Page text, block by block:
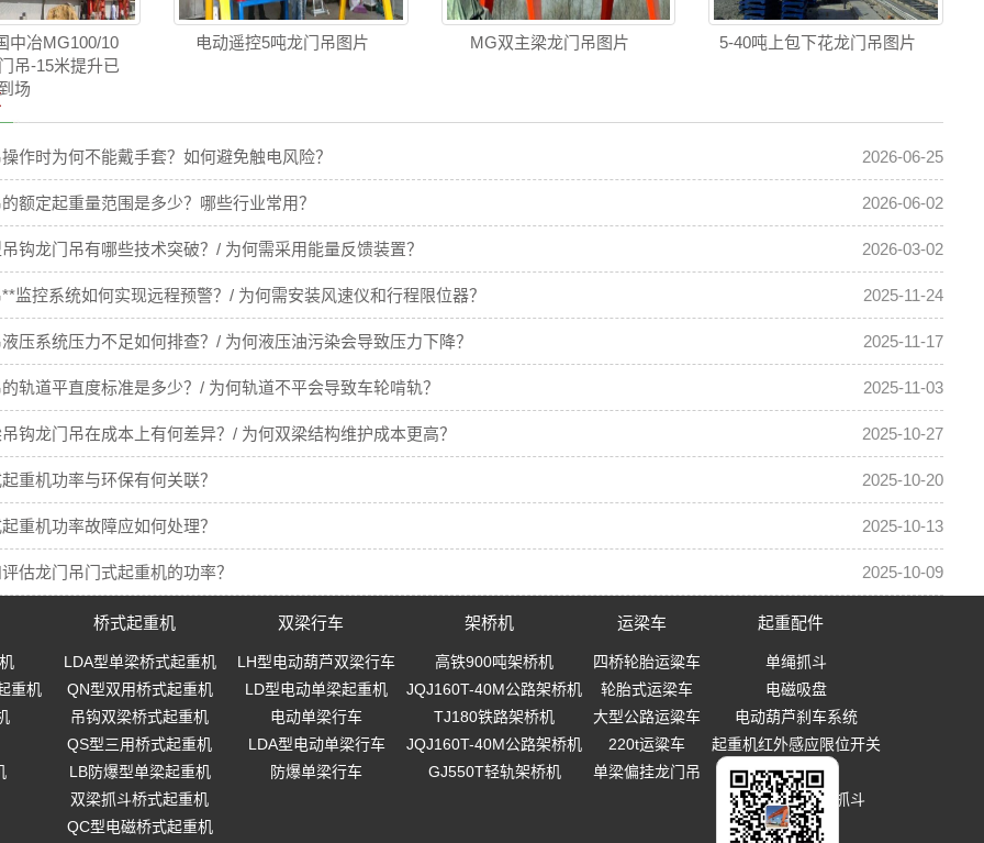
中冶MG100/10
吊-15米提升已
场
电动遥控5吨龙门吊图片 MG双主梁龙门吊图片 5-40吨上包下花龙门吊图片
作时为何不能戴手套？如何避免触电风险？ 2026-06-25
额定起重量范围是多少？哪些行业常用？ 2026-06-02
钩龙门吊有哪些技术突破？/ 为何需采用能量反馈装置？ 2026-03-02
监控系统如何实现远程预警？/ 为何需安装风速仪和行程限位器？ 2025-11-24
压系统压力不足如何排查？/ 为何液压油污染会导致压力下降？ 2025-11-17
轨道平直度标准是多少？/ 为何轨道不平会导致车轮啃轨？ 2025-11-03
钩龙门吊在成本上有何差异？/ 为何双梁结构维护成本更高？ 2025-10-27
重机功率与环保有何关联？ 2025-10-20
重机功率故障应如何处理？ 2025-10-13
估龙门吊门式起重机的功率？ 2025-10-09
重机
桥式起重机
LDA型单梁桥式起重机
QN型双用桥式起重机
吊钩双梁桥式起重机
QS型三用桥式起重机
LB防爆型单梁起重机
双梁抓斗桥式起重机
QC型电磁桥式起重机
双梁行车
LH型电动葫芦双梁行车
LD型电动单梁起重机
电动单梁行车
LDA型电动单梁行车
防爆单梁行车
架桥机
高铁900吨架桥机
JQJ160T-40M公路架桥机
TJ180铁路架桥机
JQJ160T-40M公路架桥机
GJ550T轻轨架桥机
运梁车
四桥轮胎运粱车
轮胎式运梁车
大型公路运粱车
220t运粱车
单梁偏挂龙门吊
起重配件
单绳抓斗
电磁吸盘
电动葫芦刹车系统
起重机红外感应限位开关
起重吊钩
多瓣式机械设备抓斗